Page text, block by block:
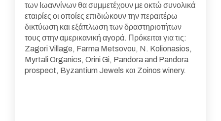
των Ιωαννίνων θα συμμετέχουν με οκτώ συνολικά
εταιρίες οι οποίες επιδιώκουν την περαιτέρω
δικτύωση και εξάπλωση των δραστηριοτήτων
τους στην αμερικανική αγορά. Πρόκειται για τις:
Zagori Village, Farma Metsovou, N. Kolionasios,
Myrtali Organics, Orini Gi, Pandora and Pandora
prospect, Byzantium Jewels και Zoinos winery.